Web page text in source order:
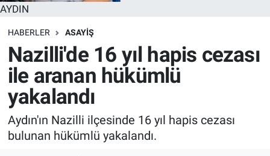
AYDIN
HABERLER ASAYİŞ
Nazilli'de 16 yıl hapis cezası
ile aranan hükümlü
yakalandı
Aydın'ın Nazilli ilçesinde 16 yıl hapis cezası
bulunan hükümlü yakalandı.